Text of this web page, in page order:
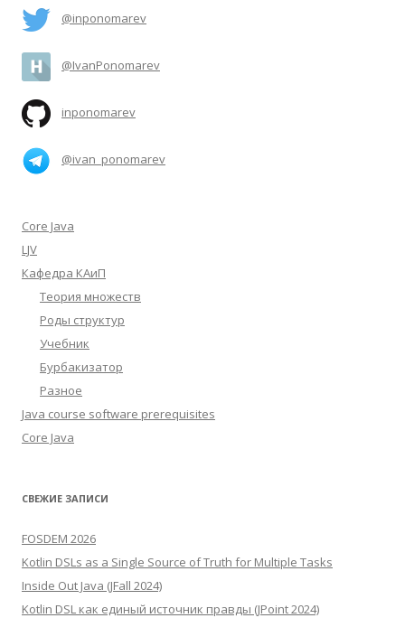
@inponomarev
@IvanPonomarev
inponomarev
@ivan_ponomarev
Core Java
LJV
Кафедра КАиП
Теория множеств
Роды структур
Учебник
Бурбакизатор
Разное
Java course software prerequisites
Core Java
СВЕЖИЕ ЗАПИСИ
FOSDEM 2026
Kotlin DSLs as a Single Source of Truth for Multiple Tasks
Inside Out Java (JFall 2024)
Kotlin DSL как единый источник правды (JPoint 2024)